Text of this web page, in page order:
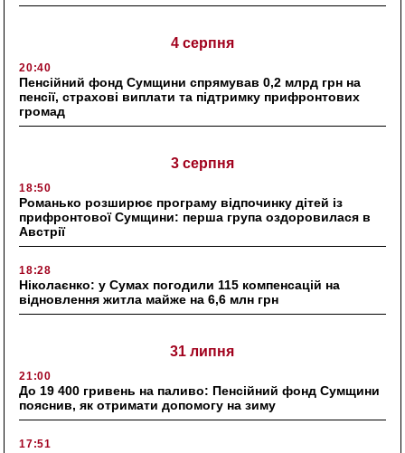
4 серпня
20:40
Пенсійний фонд Сумщини спрямував 0,2 млрд грн на
пенсії, страхові виплати та підтримку прифронтових
громад
3 серпня
18:50
Романько розширює програму відпочинку дітей із
прифронтової Сумщини: перша група оздоровилася в
Австрії
18:28
Ніколаєнко: у Сумах погодили 115 компенсацій на
відновлення житла майже на 6,6 млн грн
31 липня
21:00
До 19 400 гривень на паливо: Пенсійний фонд Сумщини
пояснив, як отримати допомогу на зиму
17:51